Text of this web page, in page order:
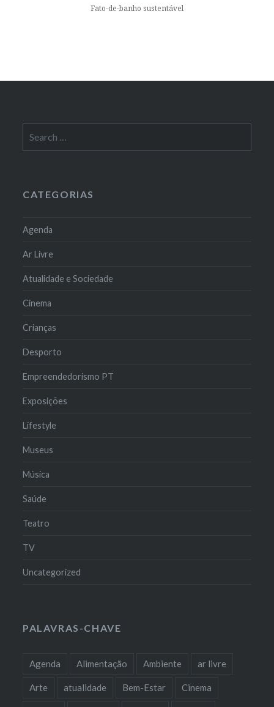
Fato-de-banho sustentável
for:
CATEGORIAS
Agenda
Ar Livre
Atualidade e Sociedade
Cinema
Crianças
Desporto
Empreendedorismo PT
Exposições
Lifestyle
Museus
Música
Saúde
Teatro
TV
Uncategorized
PALAVRAS-CHAVE
Agenda Alimentação Ambiente ar livre
Arte atualidade Bem-Estar Cinema